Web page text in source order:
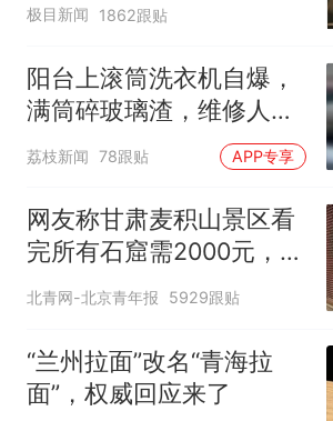
极目新闻 1862跟贴
阳台上滚筒洗衣机自爆，
满筒碎玻璃渣，维修人员
称是人为原因，从未见过
洗衣机自爆
荔枝新闻 78跟贴 APP专享
网友称甘肃麦积山景区看
完所有石窟需2000元，景
区：部分石窟受特别保
北青网-北京青年报 5929跟贴
“兰州拉面”改名“青海拉
面”，权威回应来了